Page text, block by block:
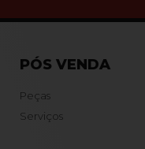
PÓS VENDA
Peças
Serviços